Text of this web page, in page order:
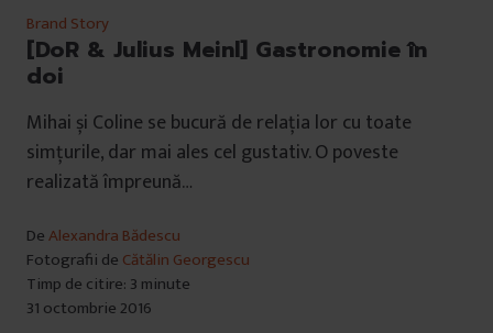
Brand Story
[DoR & Julius Meinl] Gastronomie în
doi
Mihai și Coline se bucură de relația lor cu toate
simțurile, dar mai ales cel gustativ. O poveste
realizată împreună…
DeAlexandra Bădescu
Fotografii de Cătălin Georgescu
Timp de citire: 3 minute
31 octombrie 2016